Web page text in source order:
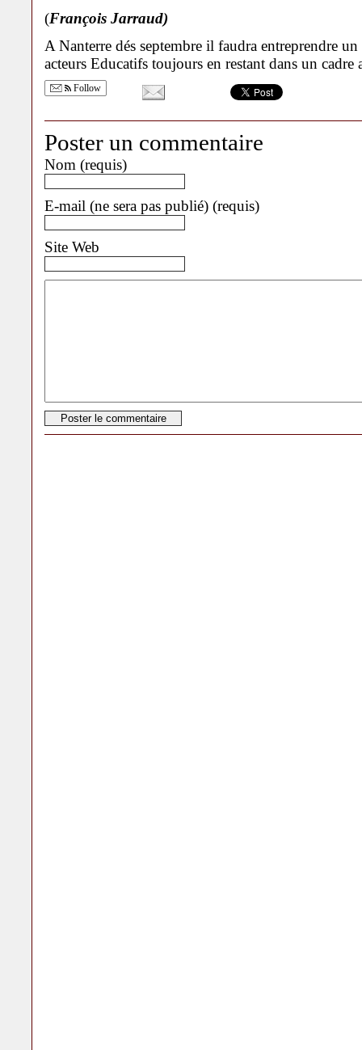
(François Jarraud)
A Nanterre dés septembre il faudra entreprendre un
acteurs Educatifs toujours en restant dans un
Follow
Poster un commentaire
Nom (requis)
E-mail (ne sera pas publié) (requis)
Site Web